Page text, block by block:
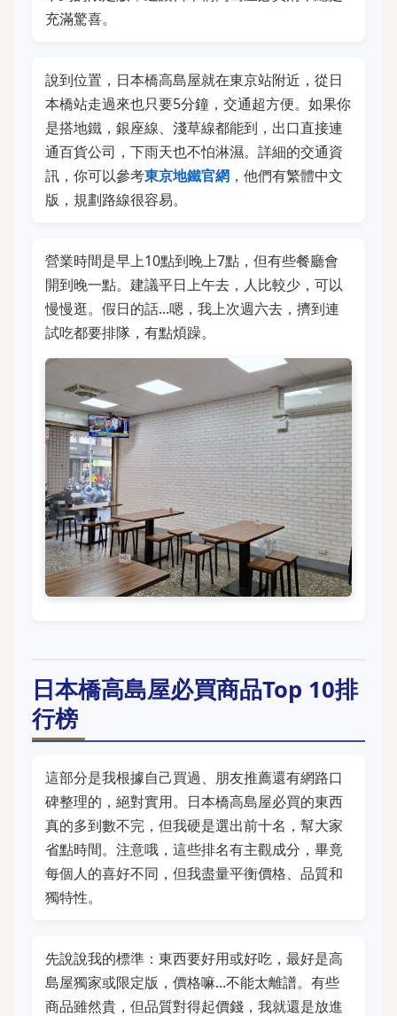
充滿驚喜。
說到位置，日本橋高島屋就在東京站附近，從日
本橋站走過來也只要5分鐘，交通超方便。如果你
是搭地鐵，銀座線、淺草線都能到，出口直接連
通百貨公司，下雨天也不怕淋濕。詳細的交通資
訊，你可以參考東京地鐵官網 ，他們有繁體中文
版，規劃路線很容易。
營業時間是早上10點到晚上7點，但有些餐廳會
開到晚一點。建議平日上午去，人比較少，可以
慢慢逛。假日的話...嗯，我上次週六去，擠到連
試吃都要排隊，有點煩躁。
日本橋高島屋必買商品Top 10排
行榜
這部分是我根據自己買過、朋友推薦還有網路口
碑整理的，絕對實用。日本橋高島屋必買的東西
真的多到數不完，但我硬是選出前十名，幫大家
省點時間。注意哦，這些排名有主觀成分，畢竟
每個人的喜好不同，但我盡量平衡價格、品質和
獨特性。
先說說我的標準：東西要好用或好吃，最好是高
島屋獨家或限定版，價格嘛...不能太離譜。有些
商品雖然貴，但品質對得起價錢，我就還是放進